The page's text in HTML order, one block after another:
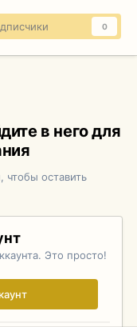
0
в него для
оставить
Это просто!